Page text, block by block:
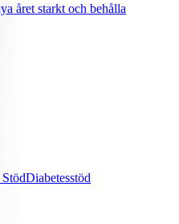
året starkt och behålla
Diabetesstöd